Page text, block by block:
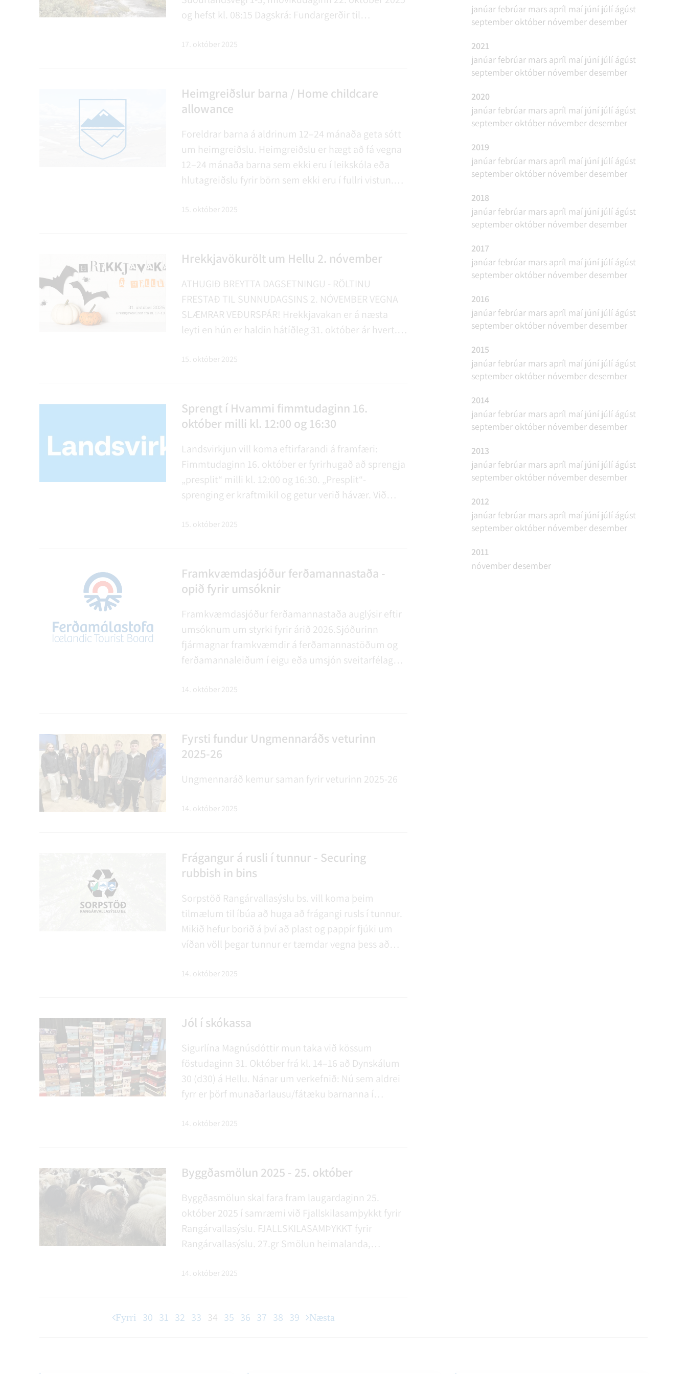
og hefst kl. 08:15 Dagskrá: Fundargerðir til
umferðarnefnd Rangárþings ytra - 53 1.1 2510027 -
17. október 2025
Heimgreiðslur barna / Home childcare
allowance
Foreldrar barna á aldrinum 12–24 mánaða geta sótt
um heimgreiðslu. Heimgreiðslu er hægt að fá vegna
12–24 mánaða barna sem ekki eru í leikskóla eða
hlutagreiðslu fyrir börn sem ekki eru í fullri vistun.
lögheimili í Rangárþingi ytra. Við flutning á
15. október 2025
Hrekkjavökurölt um Hellu 2. nóvember
ATHUGIÐ BREYTTA DAGSETNINGU - RÖLTINU
FRESTAÐ TIL SUNNUDAGSINS 2. NÓVEMBER VEGNA
SLÆMRAR VEÐURSPÁR! Hrekkjavakan er á næsta
leyti en hún er haldin hátíðleg 31. október ár hvert.
upp á sína arma og á Hellu hefur stemningin aukist
15. október 2025
Sprengt í Hvammi fimmtudaginn 16.
október milli kl. 12:00 og 16:30
Landsvirkjun vill koma eftirfarandi á framfæri:
Fimmtudaginn 16. október er fyrirhugað að sprengja
„presplit“ milli kl. 12:00 og 16:30. „Presplit“-
sprenging er kraftmikil og getur verið hávær. Við
getur valdið. Allar frekari upplýsingar er að finn…
15. október 2025
Framkvæmdasjóður ferðamannastaða -
opið fyrir umsóknir
Framkvæmdasjóður ferðamannastaða auglýsir eftir
umsóknum um styrki fyrir árið 2026.Sjóðurinn
fjármagnar framkvæmdir á ferðamannastöðum og
ferðamannaleiðum í eigu eða umsjón sveitarfélaga
framkvæmdir er snúa að: Öryggi ferðamanna.
14. október 2025
Fyrsti fundur Ungmennaráðs veturinn
2025-26
Ungmennaráð kemur saman fyrir veturinn 2025-26
14. október 2025
Frágangur á rusli í tunnur - Securing
rubbish in bins
Sorpstöð Rangárvallasýslu bs. vill koma þeim
tilmælum til íbúa að huga að frágangi rusls í tunnur.
Mikið hefur borið á því að plast og pappír fjúki um
víðan völl þegar tunnur er tæmdar vegna þess að
plast og pappír í pappa Mikilvægt er að lítil…
14. október 2025
Jól í skókassa
Sigurlína Magnúsdóttir mun taka við kössum
föstudaginn 31. Október frá kl. 14–16 að Dynskálum
30 (d30) á Hellu. Nánar um verkefnið: Nú sem aldrei
fyrr er þörf munaðarlausu/fátæku barnanna í
verkefninu á einn eða annan hátt. Þau sem vilja
14. október 2025
Byggðasmölun 2025 - 25. október
Byggðasmölun skal fara fram laugardaginn 25.
október 2025 í samræmi við Fjallskilasamþykkt fyrir
Rangárvallasýslu. FJALLSKILASAMÞYKKT fyrir
Rangárvallasýslu. 27.gr Smölun heimalanda,
október. Við byggðarsmölun er hver og einn skyldur
14. október 2025
Fyrri 30 31 32 33 34 35 36 37 38 39 Næsta
janúar febrúar mars apríl maí júní júlí ágúst
september október nóvember desember
2021
janúar febrúar mars apríl maí júní júlí ágúst
september október nóvember desember
2020
janúar febrúar mars apríl maí júní júlí ágúst
september október nóvember desember
2019
janúar febrúar mars apríl maí júní júlí ágúst
september október nóvember desember
2018
janúar febrúar mars apríl maí júní júlí ágúst
september október nóvember desember
2017
janúar febrúar mars apríl maí júní júlí ágúst
september október nóvember desember
2016
janúar febrúar mars apríl maí júní júlí ágúst
september október nóvember desember
2015
janúar febrúar mars apríl maí júní júlí ágúst
september október nóvember desember
2014
janúar febrúar mars apríl maí júní júlí ágúst
september október nóvember desember
2013
janúar febrúar mars apríl maí júní júlí ágúst
september október nóvember desember
2012
janúar febrúar mars apríl maí júní júlí ágúst
september október nóvember desember
2011
nóvember desember